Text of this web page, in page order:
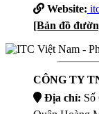
Website:
[Bản đồ
CÔNG TY
Địa chỉ: Số